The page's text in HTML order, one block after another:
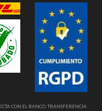
CON EL BANCO, TRANSFERENCIA